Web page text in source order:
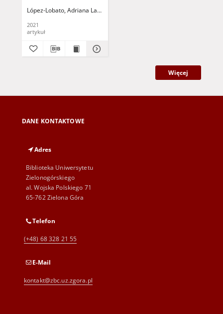
López-Lobato, Adriana Laura
2021
artykuł
Więcej
DANE KONTAKTOWE
Adres
Biblioteka Uniwersytetu
Zielonogórskiego
al. Wojska Polskiego 71
65-762 Zielona Góra
Telefon
(+48) 68 328 21 55
E-Mail
kontakt@zbc.uz.zgora.pl